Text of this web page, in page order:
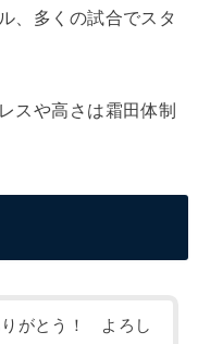
、多くの試合でスタ
スや高さは霜田体制
りがとう！ よろし